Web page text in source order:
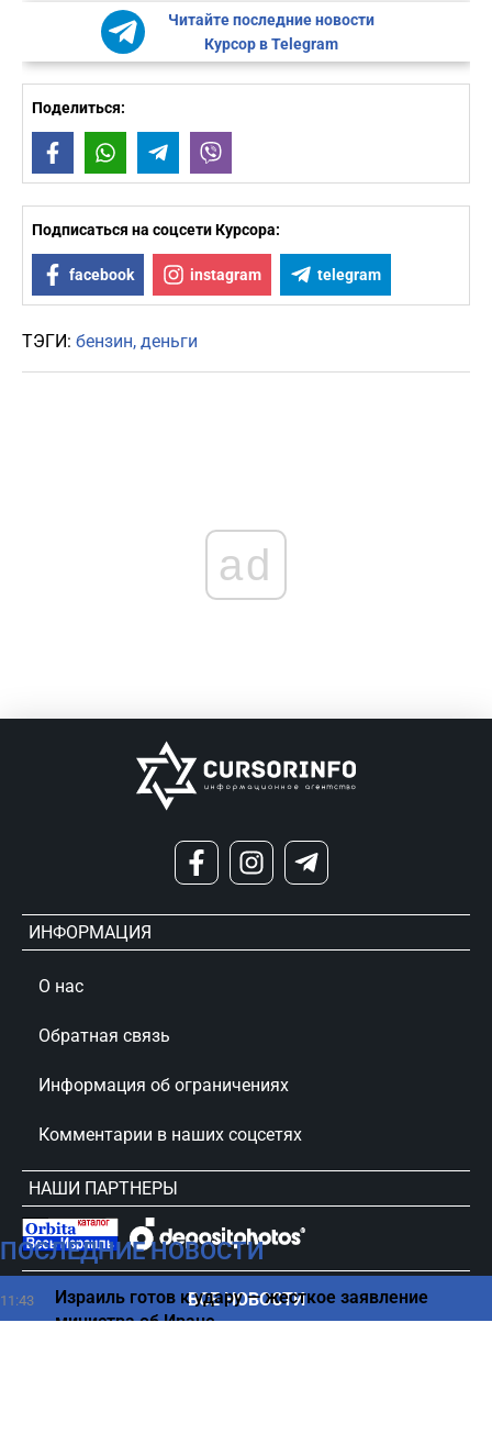
Читайте последние новости
Курсор в Telegram
Поделиться:
FacebookWhatsAppTelegram
Подписаться на соцсети Курсора:
facebook instagram telegram
ТЭГИ: бензин деньги
ПОСЛЕДНИЕ НОВОСТИ
11:43
Израиль готов к удару — жесткое заявление
министра об Иране
ВСЕ НОВОСТИ
ad
ИНФОРМАЦИЯ
О нас
Обратная связь
Информация об ограничениях
Комментарии в наших соцсетях
НАШИ ПАРТНЕРЫ
сursorinfo.co.il © Все права защищены